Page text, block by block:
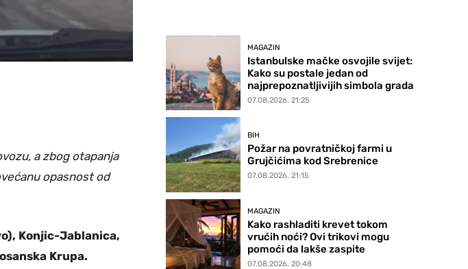
a zbog otapanja
opasnost od
Konjic-Jablanica,
Krupa.
MAGAZIN
Istanbulske mačke osvojile svijet:
Kako su postale jedan od
najprepoznatljivijih simbola grada
07.08.2026. 21:25
BIH
Požar na povratničkoj farmi u
Grujčićima kod Srebrenice
07.08.2026. 21:15
MAGAZIN
Kako rashladiti krevet tokom
vrućih noći? Ovi trikovi mogu
pomoći da lakše zaspite
07.08.2026. 20:48